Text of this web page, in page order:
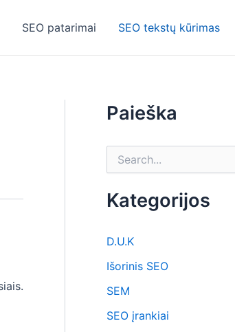
SEO patarimai SEO tekstų kūrimas
Paieška
e
f
r
Kategorijos
D.U.K
Išorinis SEO
SEM
SEO įrankiai